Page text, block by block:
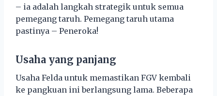
– ia adalah langkah strategik untuk semua
pemegang taruh. Pemegang taruh utama
pastinya – Peneroka!
Usaha yang panjang
Usaha Felda untuk memastikan FGV kembali
ke pangkuan ini berlangsung lama. Beberapa